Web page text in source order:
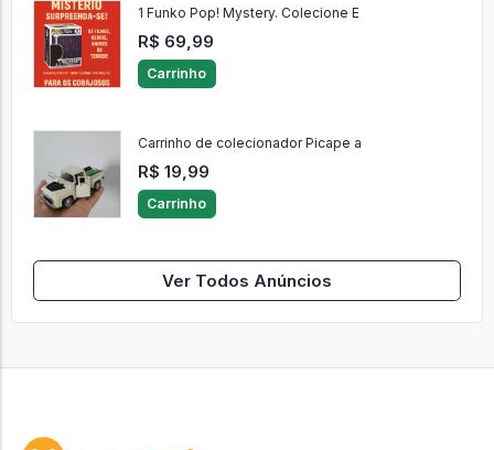
1 Funko Pop! Mystery. Colecione E
R$ 69,99
Carrinho
Carrinho de colecionador Picape a
R$ 19,99
Carrinho
Ver Todos Anúncios